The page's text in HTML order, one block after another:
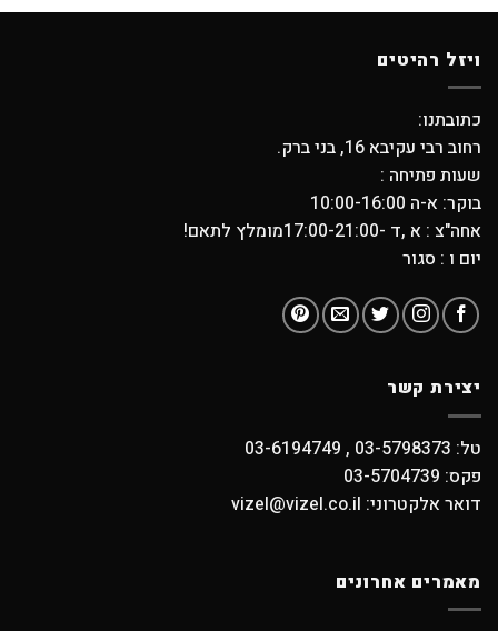
ויזל רהיטים
כתובתנו:
רחוב רבי עקיבא 16, בני ברק.
שעות פתיחה :
בוקר: א-ה 10:00-16:00
אחה"צ : א ,ד -17:00-21:00מומלץ לתאם!
יום ו : סגור
יצירת קשר
טל: 03-5798373 , 03-6194749
פקס: 03-5704739
דואר אלקטרוני: vizel@vizel.co.il
מאמרים אחרונים